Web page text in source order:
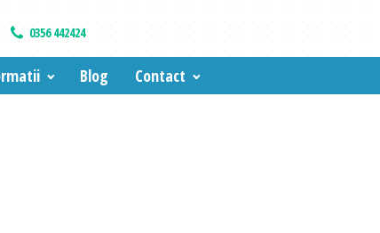
0356 442424
Blog Contact